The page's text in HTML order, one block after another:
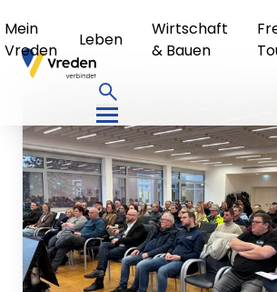
Mein
Vreden
Leben
Wirtschaft
& Bauen